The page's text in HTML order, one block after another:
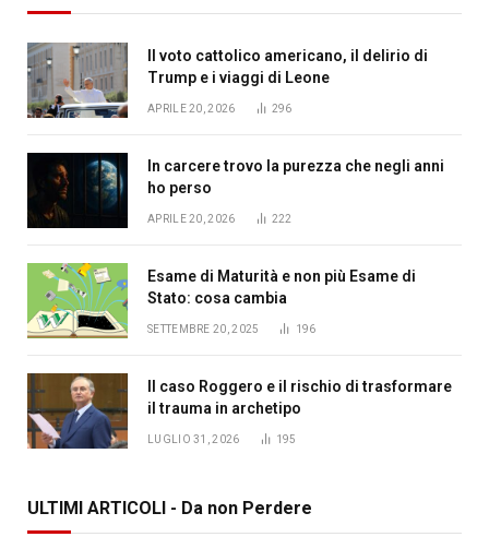
Il voto cattolico americano, il delirio di
Trump e i viaggi di Leone
APRILE 20, 2026 296
In carcere trovo la purezza che negli anni
ho perso
APRILE 20, 2026 222
Esame di Maturità e non più Esame di
Stato: cosa cambia
SETTEMBRE 20, 2025 196
Il caso Roggero e il rischio di trasformare
il trauma in archetipo
LUGLIO 31, 2026 195
ULTIMI ARTICOLI - Da non Perdere